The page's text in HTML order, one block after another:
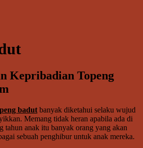
Kepribadian Topeng
badut banyak diketahui selaku wujud
Memang tidak heran apabila ada di
tahun anak itu banyak orang yang akan
sebuah penghibur untuk anak mereka.